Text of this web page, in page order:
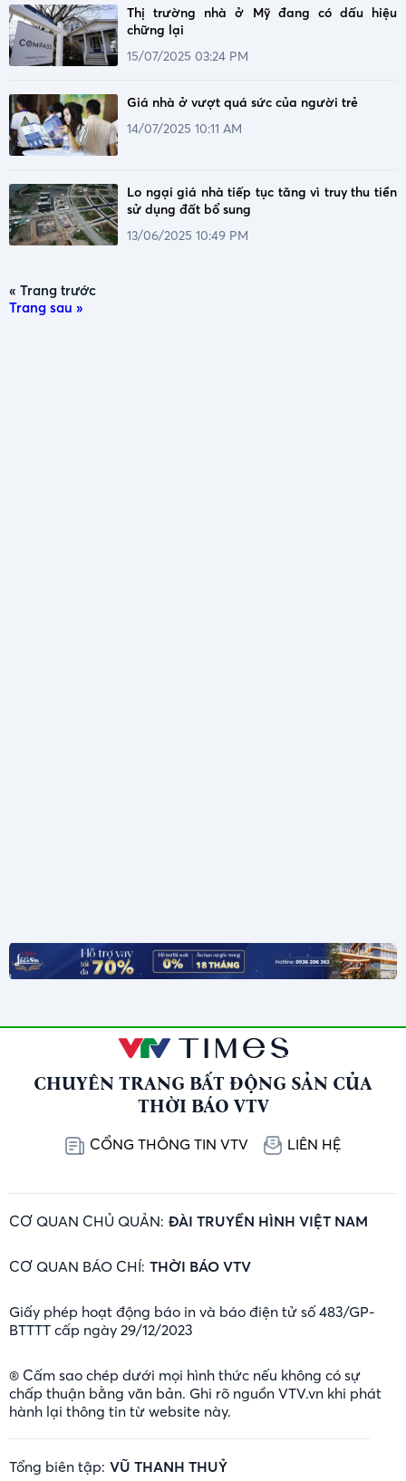
Thị trường nhà ở Mỹ đang có dấu hiệu
chững lại
15/07/2025 03:24 PM
Giá nhà ở vượt quá sức của người trẻ
14/07/2025 10:11 AM
Lo ngại giá nhà tiếp tục tăng vì truy thu tiền
sử dụng đất bổ sung
13/06/2025 10:49 PM
« Trang trước
Trang sau »
CHUYÊN TRANG BẤT ĐỘNG SẢN CỦA
THỜI BÁO VTV
CỔNG THÔNG TIN VTV LIÊN HỆ
CƠ QUAN CHỦ QUẢN: ĐÀI TRUYỀN HÌNH VIỆT NAM
CƠ QUAN BÁO CHÍ: THỜI BÁO VTV
Giấy phép hoạt động báo in và báo điện tử số 483/GP-
BTTTT cấp ngày 29/12/2023
® Cấm sao chép dưới mọi hình thức nếu không có sự
chấp thuận bằng văn bản. Ghi rõ nguồn VTV.vn khi phát
hành lại thông tin từ website này.
Tổng biên tập: VŨ THANH THUỶ